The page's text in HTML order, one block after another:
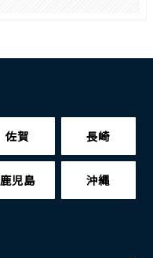
佐賀 長崎
鹿児島 沖縄